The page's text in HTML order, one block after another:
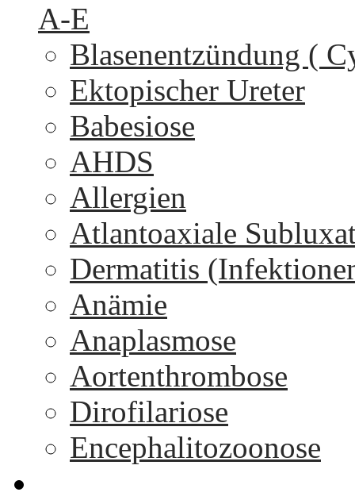
A-E
Blasenentzündung (
Ektopischer Ureter
Babesiose
AHDS
Allergien
Atlantoaxiale
Dermatitis
Anämie
Anaplasmose
Aortenthrombose
Dirofilariose
Encephalitozoonose